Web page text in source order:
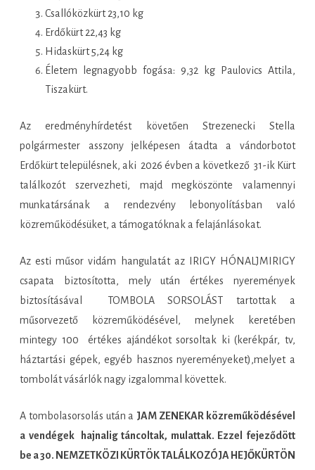
Csallóközkürt 23,10 kg
Erdőkürt 22,43 kg
Hidaskürt 5,24 kg
Életem legnagyobb fogása: 9,32 kg Paulovics Attila,
Tiszakürt.
Az eredményhírdetést követően Strezenecki Stella
polgármester asszony jelképesen átadta a vándorbotot
Erdőkürt településnek, aki 2026 évben a következő 31-ik Kürt
találkozót szervezheti, majd megköszönte valamennyi
munkatársának a rendezvény lebonyolításban való
közreműködésüket, a támogatóknak a felajánlásokat.
Az esti műsor vidám hangulatát az IRIGY HÓNALJMIRIGY
csapata biztosította, mely után értékes nyeremények
biztosításával
TOMBOLA SORSOLÁST tartottak a
műsorvezető közreműködésével, melynek keretében
mintegy 100 értékes ajándékot sorsoltak ki (kerékpár, tv,
háztartási gépek, egyéb hasznos nyereményeket),melyet a
tombolát vásárlók nagy izgalommal követtek.
A tombolasorsolás után a JAM ZENEKAR közreműködésével
a vendégek hajnalig táncoltak, mulattak. Ezzel fejeződött
be a 30. NEMZETKÖZI KÜRTÖK TALÁLKOZÓJA HEJŐKÜRTÖN